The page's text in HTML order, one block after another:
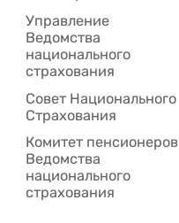
Управление
Ведомства
национального
страхования
Совет Национального
Cтрахования
Комитет пенсионеров
Ведомства
национального
страхования